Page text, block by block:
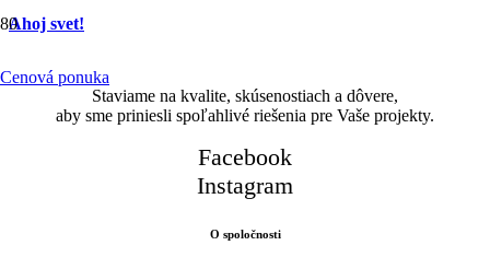
Cenová ponuka
Ahoj svet!
Staviame na kvalite, skúsenostiach a dôvere,
aby sme priniesli spoľahlivé riešenia pre Vaše projekty.
Facebook
Instagram
O spoločnosti